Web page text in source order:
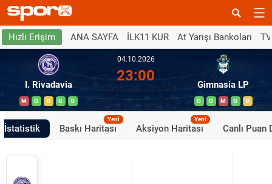
Hızlı Erişim ANA SAYFA İLK11 KUR At Yarışı Bankoları
I. Rivadavia
M G B G G
04.10.2026
23:00
Gimnasia LP
G G M G B
İstatistik Baskı Haritası
Yeni
Aksiyon Haritası
Yeni
Canlı Puan